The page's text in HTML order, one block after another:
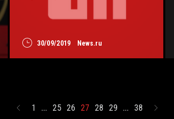
30/09/2019 News.ru
1 ... 25 26 27 28 29 ... 38